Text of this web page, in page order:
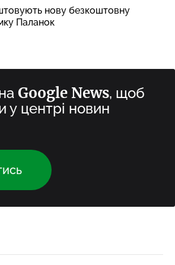
нову безкоштовну
Паланок
Google News, щоб
у центрі новин